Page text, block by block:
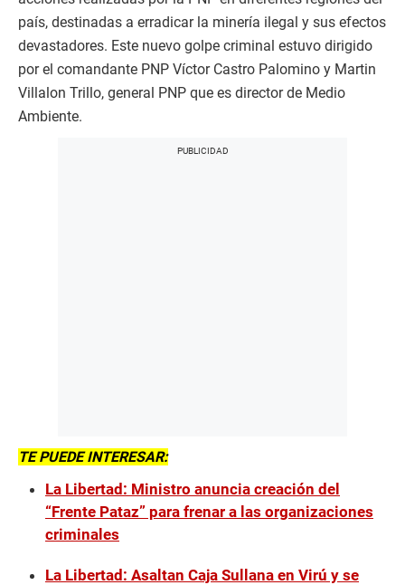
país, destinadas a erradicar la minería ilegal y sus efectos
devastadores. Este nuevo golpe criminal estuvo dirigido
por el comandante PNP Víctor Castro Palomino y Martin
Villalon Trillo, general PNP que es director de Medio
Ambiente.
TE PUEDE INTERESAR:
La Libertad: Ministro anuncia creación del
“Frente Pataz” para frenar a las organizaciones
criminales
La Libertad: Asaltan Caja Sullana en Virú y se